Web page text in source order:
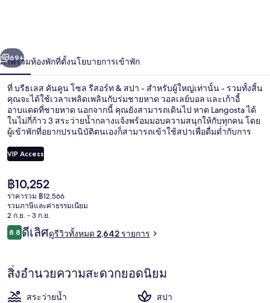
รีสอร์ท
&
สปา
สำหรับ
เท่านั้น
รวม
สิ้น
า
ถัดไป
69+
ภาพรวมห้องพักที่ตั้งนโยบายการเข้าพัก
ที่ บรีธเลส คันคูน โซล รีสอร์ท & สปา - สำหรับผู้ใหญ่เท่านั้น - รวมทั้งสิ้น
คุณจะได้ใช้เวลาเพลิดเพลินกับร่มชายหาด วอลเลย์บอล และเก้าอี้
อาบแดดที่ชายหาด นอกจากนี้ คุณยังสามารถเดินไป หาด Langosta ได้
ในไม่กี่ก้าว 3 สระว่ายน้ำกลางแจ้งพร้อมมอบความสนุกให้กับทุกคน โดย
ผู้เข้าพักที่อยากปรนนิบัติตนเองก็สามารถเข้าใช้สปาเพื่อดื่มด่ำกับการ
ห้องอาหารที่มีวิวทะเล และให้บริการอาหารเช้า ไฮไลท์เพิ่มเติมของที่พัก
สุดหรูแห่งนี้ ได้แก่ 2 บาร์ในสระว่ายน้ำ ดาดฟ้า และบาร์ริมสระว่ายน้ำ
VIP Access
ราคา
ปัจจุบัน
฿10,252
฿10,252
ราคารวม ฿12,566
รวมภาษีและค่าธรรมเนียม
2 ก.ย. - 3 ก.ย.
รีวิว
8.88.8 จาก 10
ดีเลิศดูรีวิวทั้งหมด 2,642 รายการ
สิ่งอำนวยความสะดวกยอดนิยม
สระว่ายน้ำ
สปา